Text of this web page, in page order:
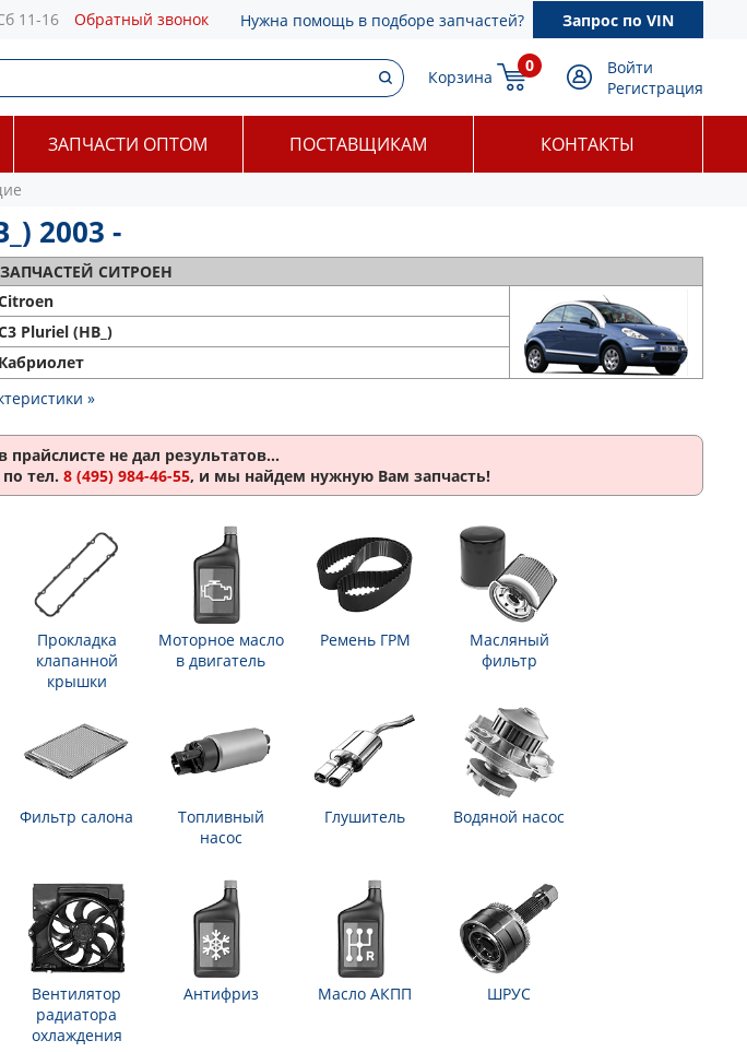
11-16 Обратный звонок Нужна помощь в подборе запчастей? Запрос по VIN
Корзина
0
Войти
Регистрация
ЗАПЧАСТИ ОПТОМ ПОСТАВЩИКАМ КОНТАКТЫ
2003 -
СИТРОЕН
Pluriel (HB_)
Кабриолет
»
в прайслисте не дал результатов...
тел. 8 (495) 984-46-55, и мы найдем нужную Вам запчасть!
Прокладка
клапанной
крышки
Моторное масло
в двигатель
Ремень ГРМ
Масляный
фильтр
Фильтр салона
Топливный
насос
Глушитель Водяной насос
Вентилятор
радиатора
охлаждения
Антифриз Масло АКПП ШРУС